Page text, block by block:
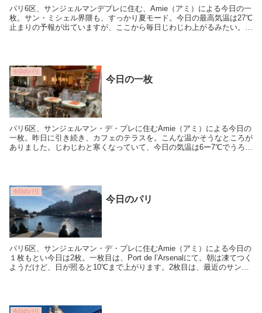
パリ6区、サンジェルマンデプレに住む、Amie（アミ）による今日の一
枚。サン・ミシェル界隈も、すっかり夏モード。今日の最高気温は27℃
止まりの予報が出ていますが、ここから毎日じわじわ上がるみたい。ま
今日のパリ
今日の一枚
パリ6区、サンジェルマン・デ・プレに住むAmie（アミ）による今日の
一枚。昨日に引き続き、カフェのテラスを。こんな温かそうなところが
ありました。じわじわと寒くなっていて、今日の気温は6ー7℃でうろつ
今日のパリ
今日のパリ
パリ6区、サンジェルマン・デ・プレに住むAmie（アミ）による今日の
１枚もとい今日は2枚。一枚目は、Port de l’Arsenalにて。朝は凍てつく
ようだけど、日が照ると10℃まで上がります。2枚目は、最近のサンジ
今日のパリ